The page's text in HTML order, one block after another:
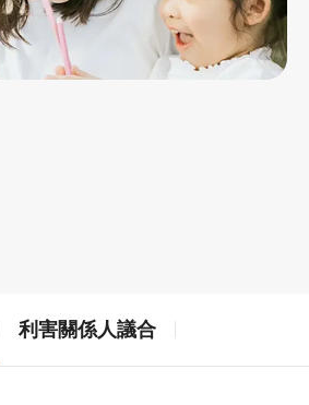
利害關係人議合